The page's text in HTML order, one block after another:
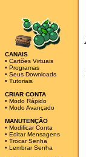
CANAIS
• Cartões Virtuais
• Programas
• Seus Downloads
• Tutoriais
CRIAR CONTA
• Modo Rápido
• Modo Avançado
MANUTENÇÃO
• Modificar Conta
• Editar Mensagens
• Trocar Senha
• Lembrar Senha